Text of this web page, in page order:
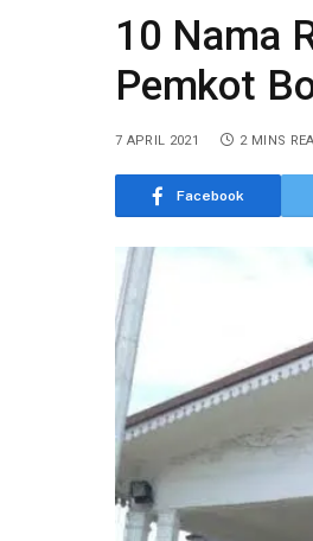
10 Nama
Pemkot
7 APRIL 2021 2 MINS
Facebook